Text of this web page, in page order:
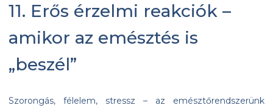
11. Erős érzelmi reakciók –
amikor az emésztés is
„beszél”
Szorongás, félelem, stressz – az emésztőrendszerünk